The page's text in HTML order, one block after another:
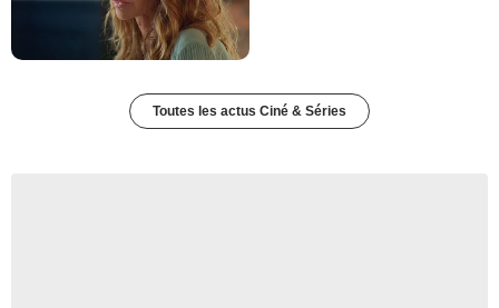
Toutes les actus Ciné & Séries